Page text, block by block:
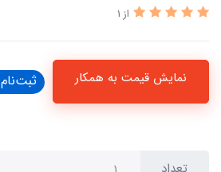
از 1
نمایش قیمت به همکار ثبت‌نام